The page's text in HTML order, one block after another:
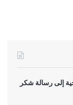
إلى رسالة شكر